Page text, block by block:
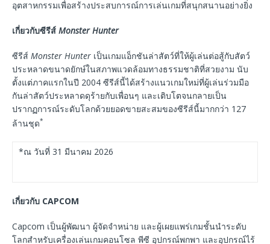
อุตสาหกรรมเพื่อสร้างประสบการณ์การเล่นเกมที่สนุกสนานอย่างยิ่ง
เกี่ยวกับซีรีส์ Monster Hunter
ซีรีส์ Monster Hunter เป็นเกมแอ็กชันล่าสัตว์ที่ให้ผู้เล่นต่อสู้กับสัตว์
ประหลาดขนาดยักษ์ในสภาพแวดล้อมทางธรรมชาติที่สวยงาม นับ
ตั้งแต่ภาคแรกในปี 2004 ซีรีส์นี้ได้สร้างแนวเกมใหม่ที่ผู้เล่นร่วมมือ
กันล่าสัตว์ประหลาดดุร้ายกับเพื่อนๆ และเติบโตจนกลายเป็น
ปรากฏการณ์ระดับโลกด้วยยอดขายสะสมของซีรีส์นี้มากกว่า 127
ล้านชุด*
*ณ วันที่ 31 มีนาคม 2026
เกี่ยวกับ CAPCOM
Capcom เป็นผู้พัฒนา ผู้จัดจำหน่าย และผู้เผยแพร่เกมชั้นนำระดับ
โลกสำหรับเครื่องเล่นเกมคอนโซล พีซี อุปกรณ์พกพา และอุปกรณ์ไร้